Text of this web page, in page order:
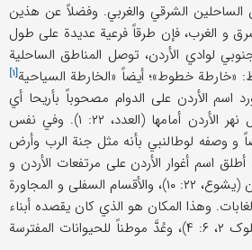
الشرقي والغربي. وفضلاً عن هذین
و الغرب، فإن طرقاً فرعیة عدیدة علی طول
لوادي الأردن، توصل المناطق الساحلیة
«خارطة خطوط»؛ أیضاً «الخارطة السیاحیة[۱]
اسم الأردن علی الدوام مصحوباً بأریحا أي
النقطة التي عبر بنو إسرائیل نهر الأردن أمامها (العدد، ۲۲: ۱). وفي نفس
و وصفه لوطالنبي بأنه مثل جنة الرب وأرض
۱۳: ۱۰). وقد أطلق اسم أغوار الأردن علی مرتفعات الأردن و
المناطق المحیطة بنهر الأردن (یشوع، ۲۲: ۱۰)، والأقسام السفلی و المجاورة
وهذا المکان هو الذي کان یقصده أبناء
الأنبیاء لقطع الأخشاب (الملوک ۲، ۶: ۴)، وعُدَّ موطناً للحیوانات المفترسة